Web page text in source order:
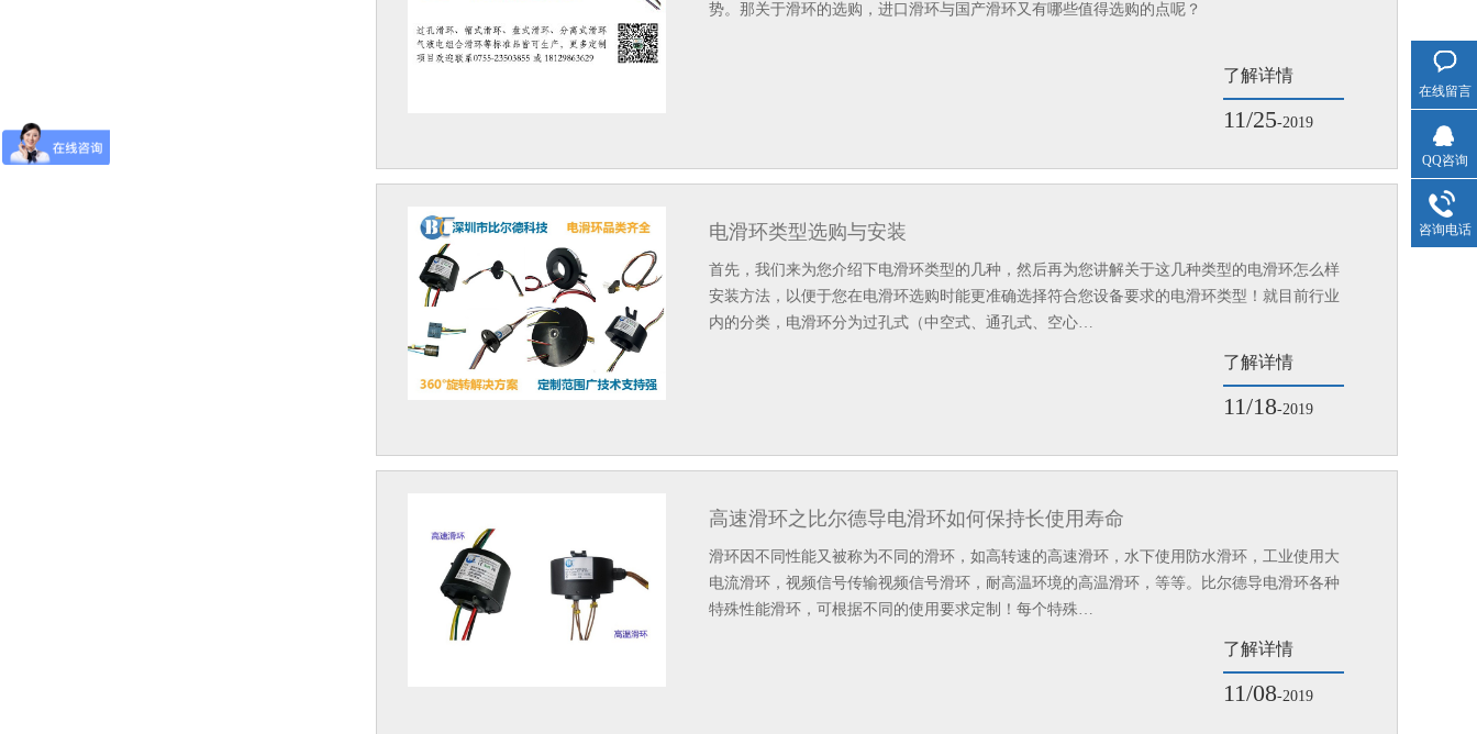
势。那关于滑环的选购，进口滑环与国产滑环又有哪些值得选购的点呢？
了解详情
11/25-2019
电滑环类型选购与安装
首先，我们来为您介绍下电滑环类型的几种，然后再为您讲解关于这几种类型的电滑环怎么样
安装方法，以便于您在电滑环选购时能更准确选择符合您设备要求的电滑环类型！就目前行业
内的分类，电滑环分为过孔式（中空式、通孔式、空心…
了解详情
11/18-2019
高速滑环之比尔德导电滑环如何保持长使用寿命
滑环因不同性能又被称为不同的滑环，如高转速的高速滑环，水下使用防水滑环，工业使用大
电流滑环，视频信号传输视频信号滑环，耐高温环境的高温滑环，等等。比尔德导电滑环各种
特殊性能滑环，可根据不同的使用要求定制！每个特殊…
了解详情
11/08-2019
在线留言
QQ咨询
咨询电话